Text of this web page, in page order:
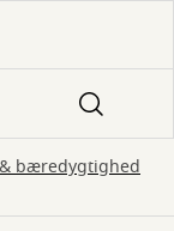
bæredygtighed